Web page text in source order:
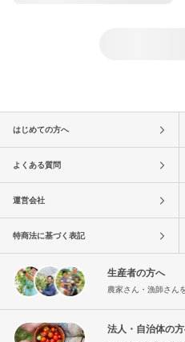
はじめての方へ
よくある質問
運営会社
特商法に基づく表記
生産者の方へ
農家さん・漁師さん
法人・自治体の